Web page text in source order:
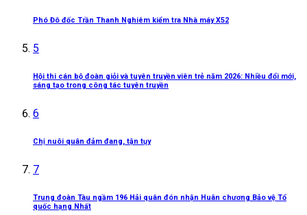
Phó Đô đốc Trần Thanh Nghiêm kiểm tra Nhà máy X52
5
Hội thi cán bộ đoàn giỏi và tuyên truyền viên trẻ năm 2026: Nhiều đổi mới,
sáng tạo trong công tác tuyên truyền
6
Chị nuôi quân đảm đang, tận tụy
7
Trung đoàn Tàu ngầm 196 Hải quân đón nhận Huân chương Bảo vệ Tổ
quốc hạng Nhất